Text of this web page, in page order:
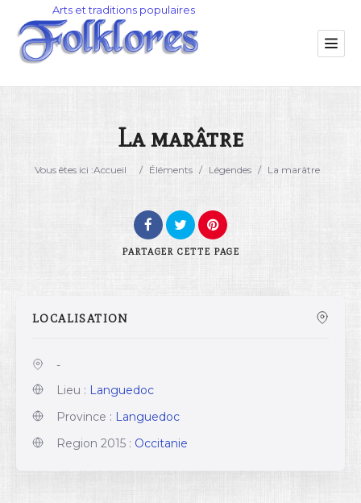
Catégorie
La marâtre
Vous êtes ici :Accueil / Éléments / Légendes / La marâtre
PARTAGER CETTE PAGE
LOCALISATION
-
Lieu : Languedoc
Province : Languedoc
Region 2015 : Occitanie